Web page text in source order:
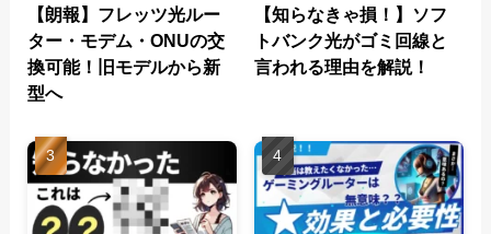
【朗報】フレッツ光ルー
ター・モデム・ONUの交
換可能！旧モデルから新
型へ
【知らなきゃ損！】ソフ
トバンク光がゴミ回線と
言われる理由を解説！